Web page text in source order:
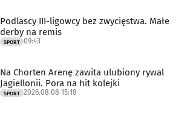
Podlascy III-ligowcy bez zwycięstwa. Małe
derby na remis
SPORT 09:43
Na Chorten Arenę zawita ulubiony rywal
Jagiellonii. Pora na hit kolejki
SPORT 2026.08.08 15:18